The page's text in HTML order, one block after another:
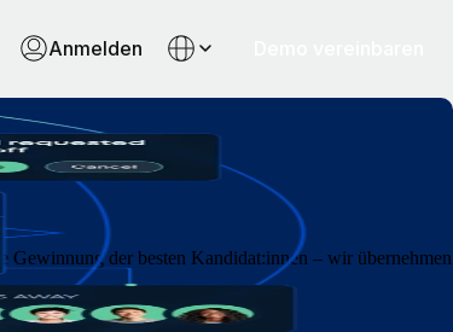
Anmelden
der besten Kandidat:innen – wir übernehmen